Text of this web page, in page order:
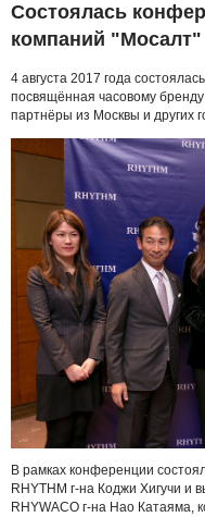
Состоялась
компаний "Мосалт"
4 августа 2017 года
посвящённая часовому
партнёры из Москвы и других
В рамках конференции
RHYTHM г-на Коджи Хигучи и
RHYWACO г-на Нао Катаяма,